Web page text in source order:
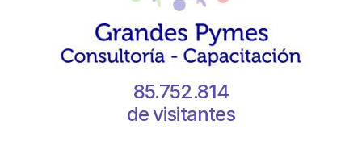
85.752.814
de visitantes